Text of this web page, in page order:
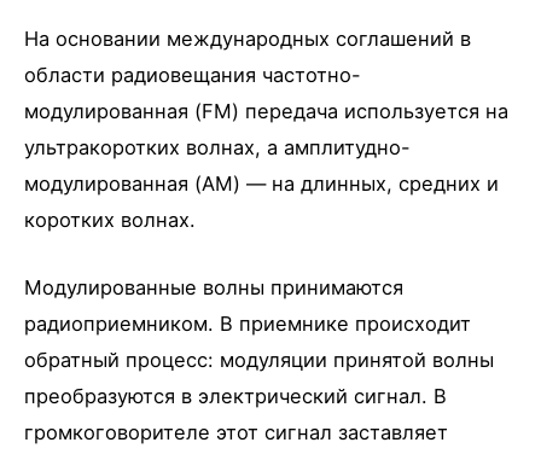
На основании международных соглашений в
области радиовещания частотно-
модулированная (FM) передача используется на
ультракоротких волнах, а амплитудно-
модулированная (AM) — на длинных, средних и
коротких волнах.
Модулированные волны принимаются
радиоприемником. В приемнике происходит
обратный процесс: модуляции принятой волны
преобразуются в электрический сигнал. В
громкоговорителе этот сигнал заставляет